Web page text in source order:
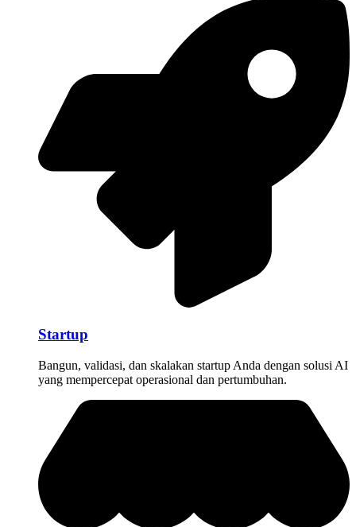
Startup
Bangun, validasi, dan skalakan startup Anda dengan solusi AI
yang mempercepat operasional dan pertumbuhan.